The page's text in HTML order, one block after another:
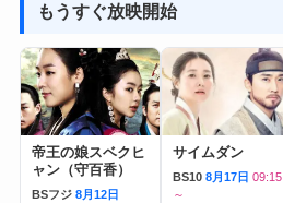
もうすぐ放映開始
帝王の娘スベクヒ
ャン（守百香）
BSフジ 8月12日
サイムダン
BS10 8月17日 09:15
～